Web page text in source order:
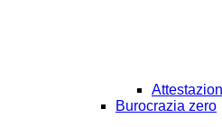
Burocrazia zero